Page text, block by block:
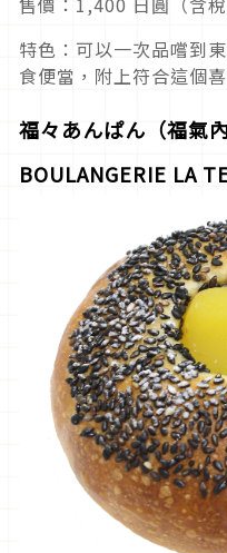
特色：可以一次品嚐到
食便當，附上符合這個
福々あんぱん（福氣
BOULANGERIE LA